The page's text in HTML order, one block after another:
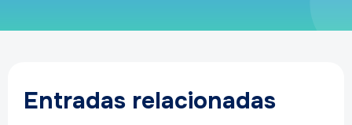
Entradas relacionadas